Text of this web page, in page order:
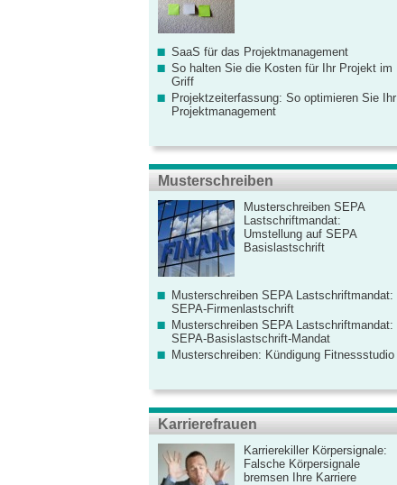
SaaS für das Projektmanagement
So halten Sie die Kosten für Ihr Projekt im
Griff
Projektzeiterfassung: So optimieren Sie Ihr
Projektmanagement
Musterschreiben
Musterschreiben SEPA
Lastschriftmandat:
Umstellung auf SEPA
Basislastschrift
Musterschreiben SEPA Lastschriftmandat:
SEPA-Firmenlastschrift
Musterschreiben SEPA Lastschriftmandat:
SEPA-Basislastschrift-Mandat
Musterschreiben: Kündigung Fitnessstudio
Karrierefrauen
Karrierekiller Körpersignale:
Falsche Körpersignale
bremsen Ihre Karriere